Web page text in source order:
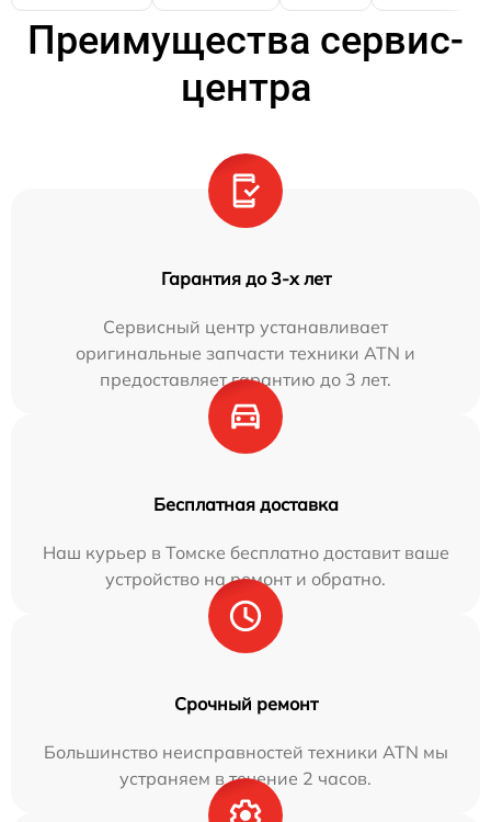
Преимущества сервис-
центра
Гарантия до 3-х лет
Сервисный центр устанавливает
оригинальные запчасти техники ATN и
предоставляет гарантию до 3 лет.
Бесплатная доставка
Наш курьер в Томске бесплатно доставит ваше
устройство на ремонт и обратно.
Срочный ремонт
Большинство неисправностей техники ATN мы
устраняем в течение 2 часов.